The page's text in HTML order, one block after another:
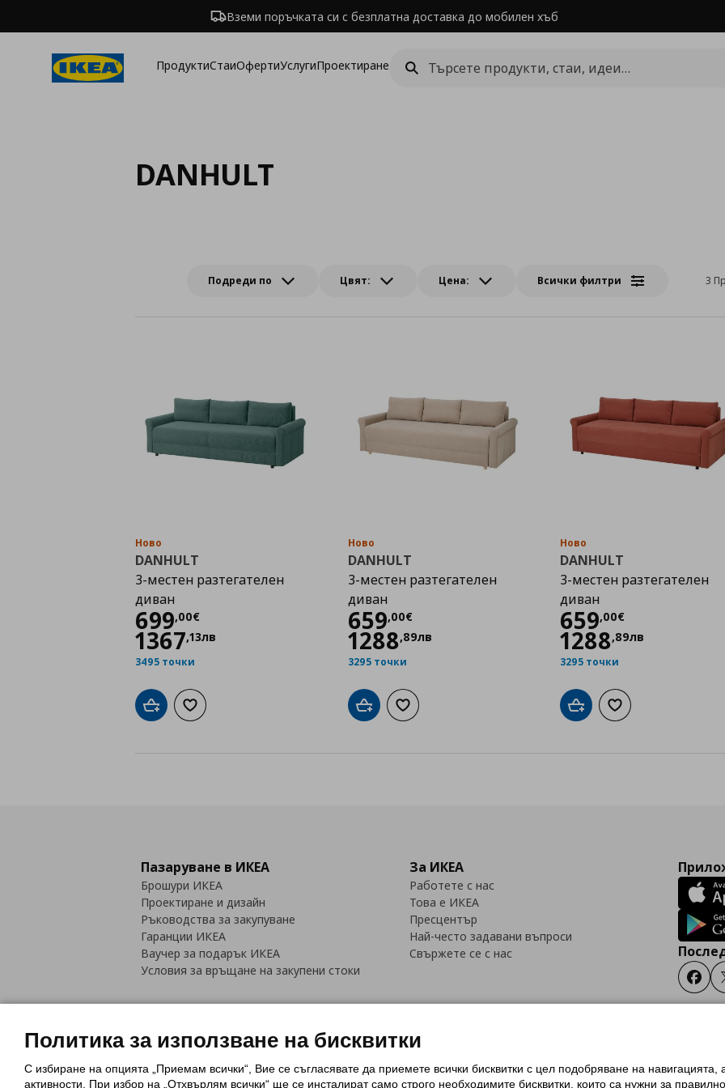
Вземи поръчката си с безплатна доставка до мобилен хъб
ПродуктиСтаиОфертиУслугиПроектиране
DANHULT
Подреди по Цвят: Цена: Всички филтри 3
Ново
DANHULT
3-местен разтегателен
диван
699,00€
Цена
1367,13лв
3495 точки
Добави в кошницата
Добави към списъка с любими
Ново
DANHULT
3-местен разтегателен
диван
659,00€
Цена659,00 €
1288,89лв
3295 точки
Добави в кошницата
Добави към списъка с любими
Ново
DANHULT
3-местен разтегателен
диван
659,00€
Цена659,00 €
1288,89лв
3295 точки
Добави в кошницата
Добави към
Пазаруване в ИКЕА
Брошури ИКЕА
Проектиране и дизайн
Ръководства за закупуване
Гаранции ИКЕА
Ваучер за подарък ИКЕА
Условия за връщане на закупени стоки
За ИКЕА
Работете с нас
Това е ИКЕА
Пресцентър
Най-често задавани въпроси
Свържете се с нас
Политика за използване на бисквитки (Cookies)Избор на настройки за използване на бисквиткиУсловия за
Политика за използване на бисквитки
С избиране на опцията „Приемам всички“, Вие се съгласявате да приемете всички бисквитки с цел подобряване на
активности. При избор на „Отхвърлям всички“ ще се инсталират само строго необходимитe бисквитки, които са нужни за